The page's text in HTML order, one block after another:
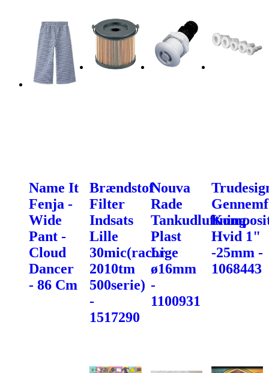
Name It
Fenja -
Wide
Pant -
Cloud
Dancer
- 86 Cm
Brændstof
Filter
Indsats
Lille
30mic(racor
2010tm
500serie)
-
1517290
Nouva
Rade
Tankudluftning
Plast
Lige
ø16mm
-
1100931
Hvid 1"
-25mm -
1068443